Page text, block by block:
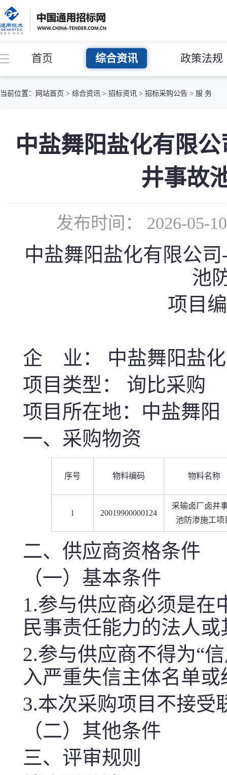
首页 综合资讯 政策法规
当前位置： 网站首页 > 综合资讯 > 招标资讯 > 招标采购公告 > 服 务
中盐舞阳盐化有限
井事故
发布时间： 2026-05-
中盐舞阳盐化有限公
池
项目
企 业： 中盐舞阳盐
项目类型： 询比采购
项目所在地：中盐舞阳
一、采购物资
序号 物料编码 物料名称
1 20019900000124
采输卤厂卤井
池防渗施工项
二、供应商资格条件
（一）基本条件
1.参与供应商必须是在
民事责任能力的法人
2.参与供应商不得为“
入严重失信主体名单
3.本次采购项目不接受
（二）其他条件
三、评审规则